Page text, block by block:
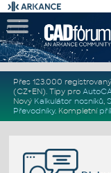
Přes 123.000
(CZ+EN). Tipy pro
Nový Kalkulátor nosníků,
Převodníky. Kompletní